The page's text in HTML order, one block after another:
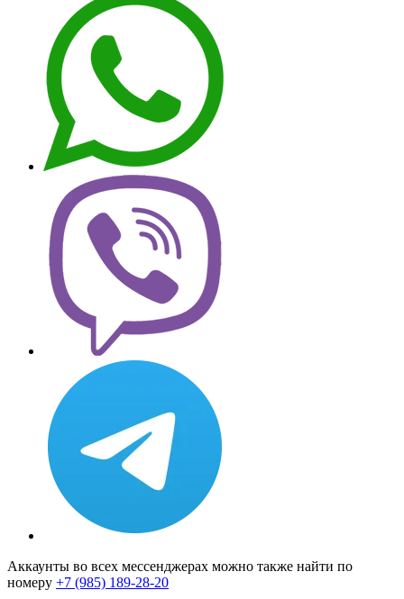
Аккаунты во всех мессенджерах можно также найти по
номеру +7 (985) 189-28-20